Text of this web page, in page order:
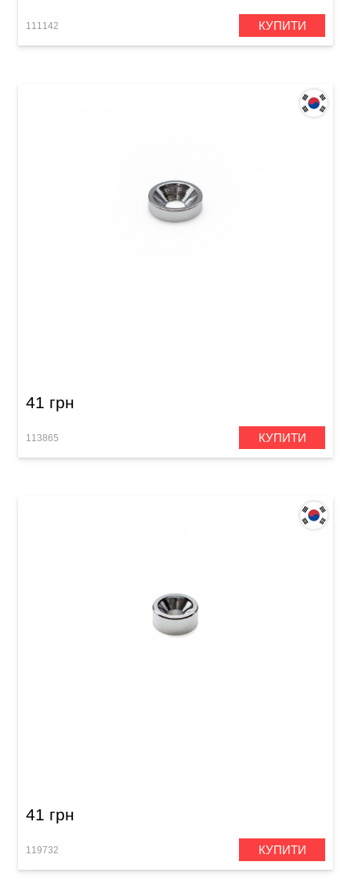
111142 КУПИТИ
41 грн
113865 КУПИТИ
41 грн
119732 КУПИТИ